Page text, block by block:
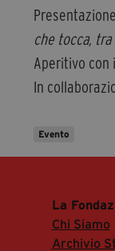
che tocca,
Aperitivo con
In
Evento
La
Chi Siamo
Archivio